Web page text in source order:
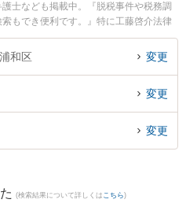
士なども掲載中。『脱税事件や税務調
もでき便利です。』特に工藤啓介法律
律事務所フォレストの中尾 基哉弁護
プロフィール情報や弁護士費用、強み
初回相談無料で税務訴訟を法律相談で
予約したい』などでお困りの相談者さ
和区 変更
変更
変更
(検索結果について詳しくは こちら)